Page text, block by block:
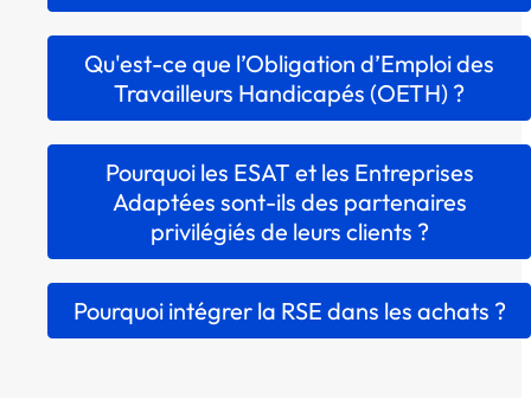
Qu'est-ce que l’Obligation d’Emploi des
Travailleurs Handicapés (OETH) ?
Pourquoi les ESAT et les Entreprises
Adaptées sont-ils des partenaires
privilégiés de leurs clients ?
Pourquoi intégrer la RSE dans les achats ?